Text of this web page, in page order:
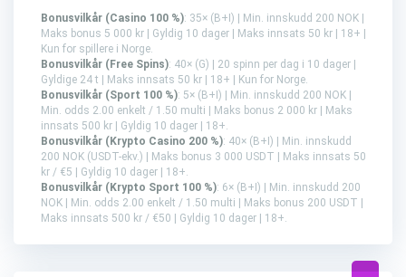
Bonusvilkår (Casino 100 %): 35× (B+I) | Min. innskudd 200 NOK |
Maks bonus 5 000 kr | Gyldig 10 dager | Maks innsats 50 kr | 18+ |
Kun for spillere i Norge.
Bonusvilkår (Free Spins): 40× (G) | 20 spinn per dag i 10 dager |
Gyldige 24 t | Maks innsats 50 kr | 18+ | Kun for Norge.
Bonusvilkår (Sport 100 %): 5× (B+I) | Min. innskudd 200 NOK |
Min. odds 2.00 enkelt / 1.50 multi | Maks bonus 2 000 kr | Maks
innsats 500 kr | Gyldig 10 dager | 18+.
Bonusvilkår (Krypto Casino 200 %): 40× (B+I) | Min. innskudd
200 NOK (USDT-ekv.) | Maks bonus 3 000 USDT | Maks innsats 50
kr / €5 | Gyldig 10 dager | 18+.
Bonusvilkår (Krypto Sport 100 %): 6× (B+I) | Min. innskudd 200
NOK | Min. odds 2.00 enkelt / 1.50 multi | Maks bonus 200 USDT |
Maks innsats 500 kr / €50 | Gyldig 10 dager | 18+.